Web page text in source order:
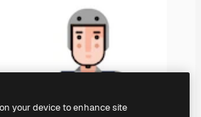
your device to enhance site